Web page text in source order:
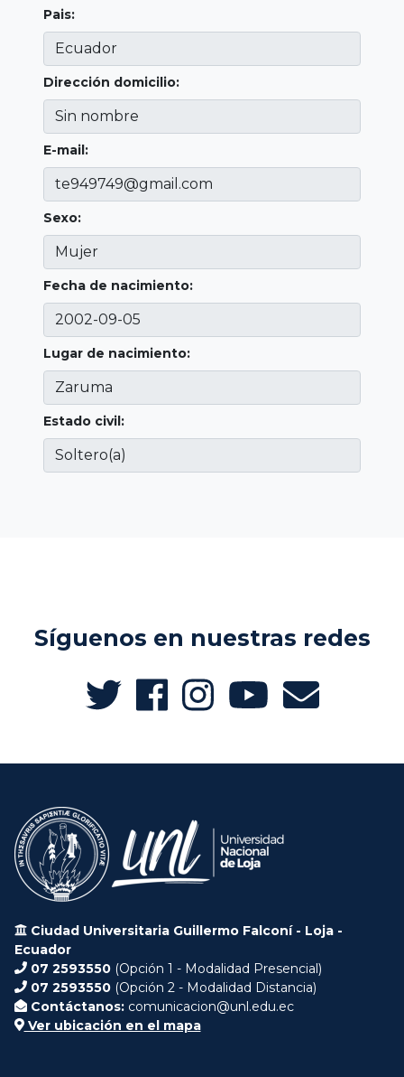
Pais:
Dirección domicilio:
E-mail:
Sexo:
Fecha de nacimiento:
Lugar de nacimiento:
Estado civil:
Síguenos en nuestras redes
Ciudad Universitaria Guillermo Falconí - Loja -
Ecuador
07 2593550 (Opción 1 - Modalidad Presencial)
07 2593550 (Opción 2 - Modalidad Distancia)
Contáctanos: comunicacion@unl.edu.ec
Ver ubicación en el mapa